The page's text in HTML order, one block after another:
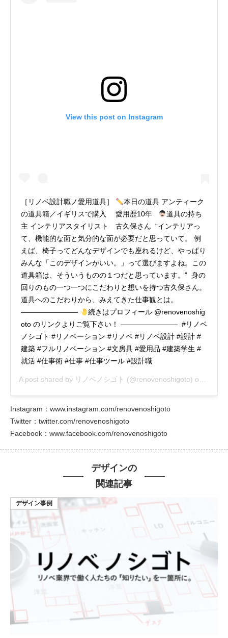
View this post on Instagram
［リノベ設計職ノ愛用道具］
本日の道具 アンティーク
の道具箱／イギリスで購入 愛用歴10年
道具の持ち
主 インテリアスタイリスト 古久保さん “インテリアっ
て、機能的な面と気分的な面が必要だと思っていて。 例
えば、椅子ってどんなデザインでも座れるけど、やっぱり
みんな「このデザインがいい。」って選びますよね。この
道具箱は、そういうものの１つだと思っています。” 身の
回りのもの一つ一つにこだわりと想いを持つ古久保さん。
道具へのこだわりから、みえてきた仕事観とは。
————————
続きはプロフィール @renovenoshig
oto のリンクよりご覧下さい！ ———————— #リノベ
ノシゴト #リノベーション #リノベ #リノベ設計 #設計 #
建築 #フルリノベーション #文房具 #愛用品 #建築学生 #
就活 #仕事術 #仕事 #仕事ツール #設計職
A post shared by リノベノシゴト (@renovenoshigoto) on
Instagram： www.instagram.com/renovenoshigoto
Twitter： twitter.com/renovenoshigoto
Facebook： www.facebook.com/renovenoshigoto
デザインの
関連記事
デザイン事例